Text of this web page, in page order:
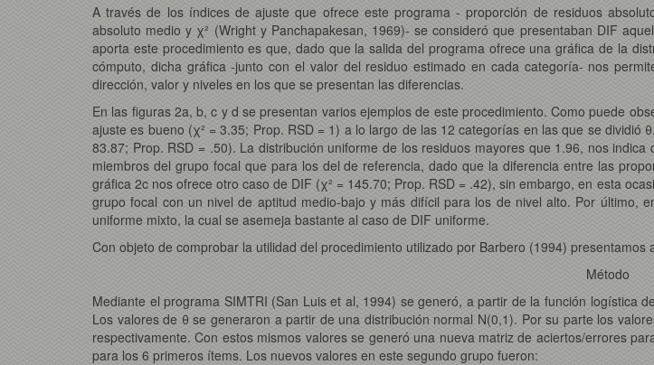
A través de los índices de ajuste que ofrece este programa - proporción de residuos
absoluto medio y χ² (Wright y Panchapakesan, 1969)- se consideró que presentaban DIF
aporta este procedimiento es que, dado que la salida del programa ofrece una gráfica de la
cómputo, dicha gráfica -junto con el valor del residuo estimado en cada categoría- nos
dirección, valor y niveles en los que se presentan las diferencias.
En las figuras 2a, b, c y d se presentan varios ejemplos de este procedimiento. Como puede
ajuste es bueno (χ² = 3.35; Prop. RSD = 1) a lo largo de las 12 categorías en las que se
83.87; Prop. RSD = .50). La distribución uniforme de los residuos mayores que 1.96, nos
miembros del grupo focal que para los del de referencia, dado que la diferencia entre las
gráfica 2c nos ofrece otro caso de DIF (χ² = 145.70; Prop. RSD = .42), sin embargo, en esta
grupo focal con un nivel de aptitud medio-bajo y más difícil para los de nivel alto. Por último,
uniforme mixto, la cual se asemeja bastante al caso de DIF uniforme.
Con objeto de comprobar la utilidad del procedimiento utilizado por Barbero (1994)
Método
Mediante el programa SIMTRI (San Luis et al, 1994) se generó, a partir de la función logística
Los valores de θ se generaron a partir de una distribución normal N(0,1). Por su parte los
respectivamente. Con estos mismos valores se generó una nueva matriz de aciertos/errores
para los 6 primeros ítems. Los nuevos valores en este segundo grupo fueron: